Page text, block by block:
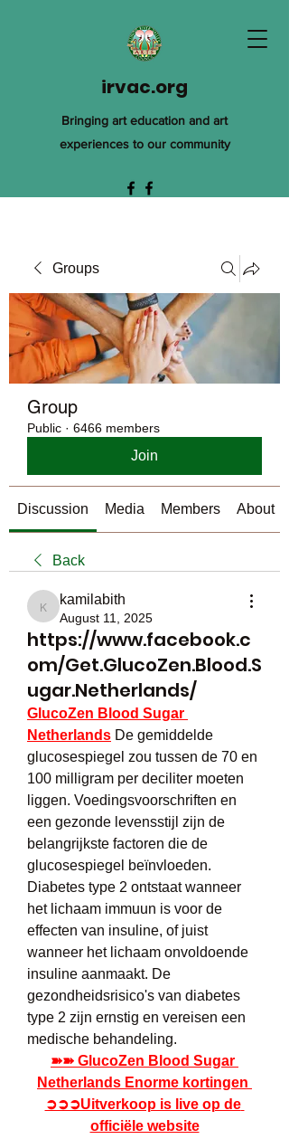
irvac.org
Bringing art education and art
experiences to our community
Groups
Group
Public · 6466 members
Join
Discussion Media Members About
Back
kamilabith
kamilabith
August 11, 2025
https://www.facebook.c
om/Get.GlucoZen.Blood.S
ugar.Netherlands/
GlucoZen Blood Sugar
Netherlands De gemiddelde
glucosespiegel zou tussen de 70 en
100 milligram per deciliter moeten
liggen. Voedingsvoorschriften en
een gezonde levensstijl zijn de
belangrijkste factoren die de
glucosespiegel beïnvloeden.
Diabetes type 2 ontstaat wanneer
het lichaam immuun is voor de
effecten van insuline, of juist
wanneer het lichaam onvoldoende
insuline aanmaakt. De
gezondheidsrisico's van diabetes
type 2 zijn ernstig en vereisen een
medische behandeling.
➽➽ GlucoZen Blood Sugar
Netherlands Enorme kortingen
➲➲➲Uitverkoop is live op de
officiële website